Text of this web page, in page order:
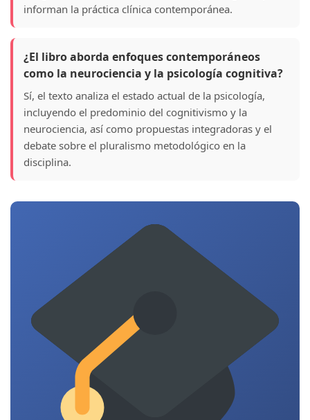
informan la práctica clínica contemporánea.
¿El libro aborda enfoques contemporáneos
como la neurociencia y la psicología cognitiva?
Sí, el texto analiza el estado actual de la psicología,
incluyendo el predominio del cognitivismo y la
neurociencia, así como propuestas integradoras y el
debate sobre el pluralismo metodológico en la
disciplina.